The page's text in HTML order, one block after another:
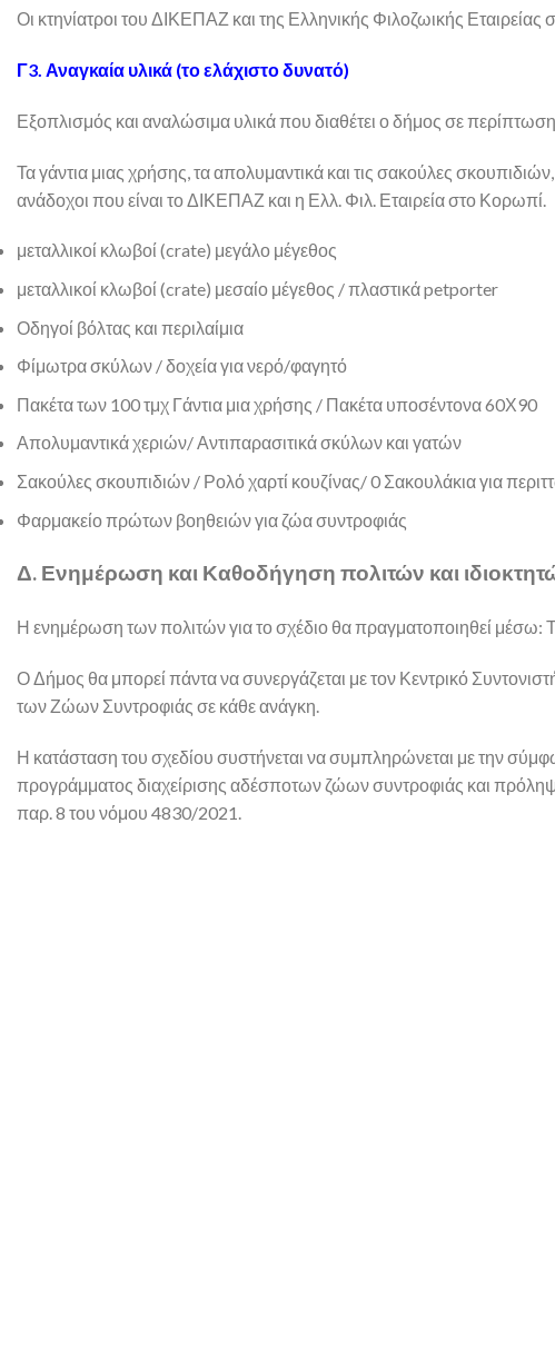
Οι κτηνίατροι του ΔΙΚΕΠΑΖ και της Ελληνικής Φιλοζωικής
Γ3. Αναγκαία υλικά (το ελάχιστο δυνατό)
Εξοπλισμός και αναλώσιμα υλικά που διαθέτει ο δήμος σε
Τα γάντια μιας χρήσης, τα απολυμαντικά και τις σακούλες
ανάδοχοι που είναι το ΔΙΚΕΠΑΖ και η Ελλ. Φιλ. Εταιρεία στο Κορωπί.
μεταλλικοί κλωβοί (crate) μεγάλο μέγεθος
μεταλλικοί κλωβοί (crate) μεσαίο μέγεθος / πλαστικά petporter
Οδηγοί βόλτας και περιλαίμια
Φίμωτρα σκύλων / δοχεία για νερό/φαγητό
Πακέτα των 100 τμχ Γάντια μια χρήσης / Πακέτα υποσέντονα 60Χ90
Απολυμαντικά χεριών/ Αντιπαρασιτικά σκύλων και γατών
Σακούλες σκουπιδιών / Ρολό χαρτί κουζίνας/ 0 Σακουλάκια για
Φαρμακείο πρώτων βοηθειών για ζώα συντροφιάς
Δ. Ενημέρωση και Καθοδήγηση πολιτών και
Η ενημέρωση των πολιτών για το σχέδιο θα πραγματοποιηθεί
Ο Δήμος θα μπορεί πάντα να συνεργάζεται με τον Κεντρικό
των Ζώων Συντροφιάς σε κάθε ανάγκη.
Η κατάσταση του σχεδίου συστήνεται να συμπληρώνεται με την
προγράμματος διαχείρισης αδέσποτων ζώων συντροφιάς και
παρ. 8 του νόμου 4830/2021.